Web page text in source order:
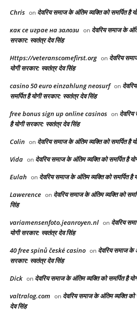
Chris on देवरिय समाज के अंतिम व्यक्ति को समर्पित है
как се играе на залози on देवरिय समाज के
सरकार: स्वतंत्र देव सिंह
Https://veteranscomefirst.org on देवरिय
योगी सरकार: स्वतंत्र देव सिंह
casino 50 euro einzahlung neosurf on
समर्पित है योगी सरकार: स्वतंत्र देव सिंह
free bonus sign up online casinos on देवरिय
है योगी सरकार: स्वतंत्र देव सिंह
Colin on देवरिय समाज के अंतिम व्यक्ति को समर्पित है
Vida on देवरिय समाज के अंतिम व्यक्ति को समर्पित है
Eulah on देवरिय समाज के अंतिम व्यक्ति को समर्पित है
Lawerence on देवरिय समाज के अंतिम व्यक्ति को
सिंह
variamensenfoto.jeanroyen.nl on देवरिय
योगी सरकार: स्वतंत्र देव सिंह
40 free spinů české casino on देवरिय समाज के
सरकार: स्वतंत्र देव सिंह
Dick on देवरिय समाज के अंतिम व्यक्ति को समर्पित है
valtralog.com on देवरिय समाज के अंतिम व्यक्ति को
देव सिंह